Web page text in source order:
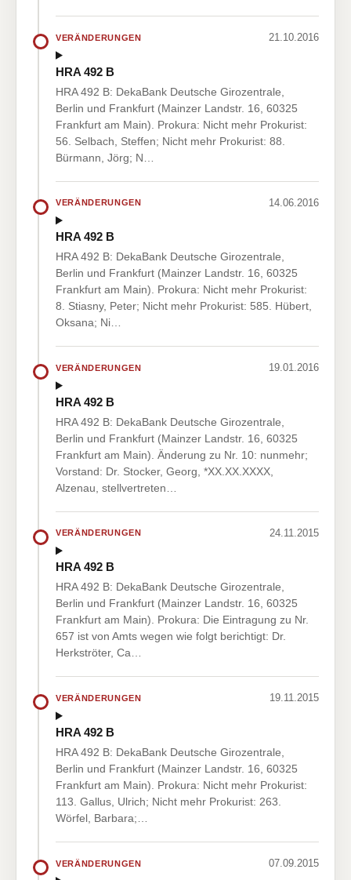
VERÄNDERUNGEN 21.10.2016
HRA 492 B
HRA 492 B: DekaBank Deutsche Girozentrale,
Berlin und Frankfurt (Mainzer Landstr. 16, 60325
Frankfurt am Main). Prokura: Nicht mehr Prokurist:
56. Selbach, Steffen; Nicht mehr Prokurist: 88.
Bürmann, Jörg; N…
VERÄNDERUNGEN 14.06.2016
HRA 492 B
HRA 492 B: DekaBank Deutsche Girozentrale,
Berlin und Frankfurt (Mainzer Landstr. 16, 60325
Frankfurt am Main). Prokura: Nicht mehr Prokurist:
8. Stiasny, Peter; Nicht mehr Prokurist: 585. Hübert,
Oksana; Ni…
VERÄNDERUNGEN 19.01.2016
HRA 492 B
HRA 492 B: DekaBank Deutsche Girozentrale,
Berlin und Frankfurt (Mainzer Landstr. 16, 60325
Frankfurt am Main). Änderung zu Nr. 10: nunmehr;
Vorstand: Dr. Stocker, Georg, *XX.XX.XXXX,
Alzenau, stellvertreten…
VERÄNDERUNGEN 24.11.2015
HRA 492 B
HRA 492 B: DekaBank Deutsche Girozentrale,
Berlin und Frankfurt (Mainzer Landstr. 16, 60325
Frankfurt am Main). Prokura: Die Eintragung zu Nr.
657 ist von Amts wegen wie folgt berichtigt: Dr.
Herkströter, Ca…
VERÄNDERUNGEN 19.11.2015
HRA 492 B
HRA 492 B: DekaBank Deutsche Girozentrale,
Berlin und Frankfurt (Mainzer Landstr. 16, 60325
Frankfurt am Main). Prokura: Nicht mehr Prokurist:
113. Gallus, Ulrich; Nicht mehr Prokurist: 263.
Wörfel, Barbara;…
VERÄNDERUNGEN 07.09.2015